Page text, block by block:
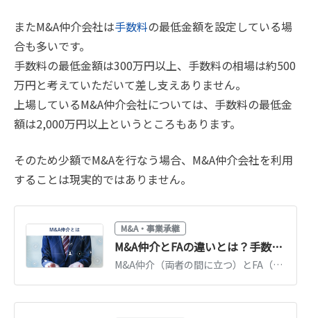
またM&A仲介会社は手数料の最低金額を設定している場
合も多いです。
手数料の最低金額は300万円以上、手数料の相場は約500
万円と考えていただいて差し支えありません。
上場しているM&A仲介会社については、手数料の最低金
額は2,000万円以上というところもあります。
そのため少額でM&Aを行なう場合、M&A仲介会社を利用
することは現実的ではありません。
M&A・事業承継
M&A仲介とFAの違いとは？手数料・立場・選び方を図解で解説【2026年版】
M&A仲介（両者の間に立つ）とFA（一方の代理人）の違いを図解で比較。手数料体系、メリット・デメリット、自社の規模・目的に合う選び方を解説します。